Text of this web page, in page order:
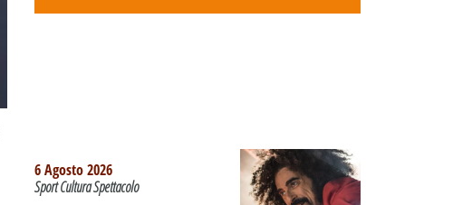
6 Agosto 2026
Sport Cultura Spettacolo